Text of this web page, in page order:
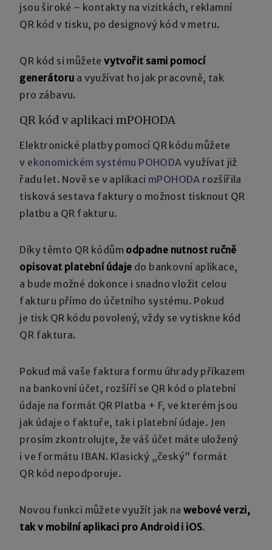
jsou široké – kontakty na vizitkách, reklamní
QR kód v tisku, po designový kód v metru.
QR kód si můžetevytvořit sami pomocí
generátoru a využívat ho jak pracovně, tak
pro zábavu.
QR kód v aplikaci mPOHODA
Elektronické platby pomocí QR kódu můžete
v ekonomickém systému POHODA využívat již
řadu let. Nově se v aplikaci mPOHODA rozšířila
tisková sestava faktury o možnost tisknout QR
platbu a QR fakturu.
Díky těmto QR kódům odpadne nutnost ručně
opisovat platební údaje do bankovní aplikace,
a bude možné dokonce i snadno vložit celou
fakturu přímo do účetního systému. Pokud
je tisk QR kódu povolený, vždy se vytiskne kód
QR faktura.
Pokud má vaše faktura formu úhrady příkazem
na bankovní účet, rozšíří se QR kód o platební
údaje na formát QR Platba + F, ve kterém jsou
jak údaje o faktuře, tak i platební údaje. Jen
prosím zkontrolujte, že váš účet máte uložený
i ve formátu IBAN. Klasický „český” formát
QR kód nepodporuje.
Novou funkci můžete využít jak nawebové verzi,
tak v mobilní aplikaci pro Android i iOS.